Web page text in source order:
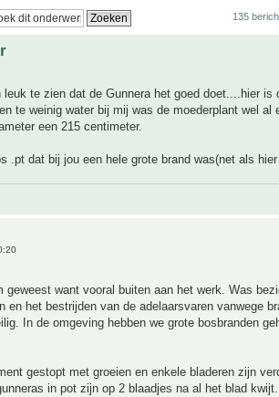
135
te zien dat de Gunnera het goed doet....hier is
te weinig water bij mij was de moederplant wel al
een 215 centimeter.
.pt dat bij jou een hele grote brand was(net als
geweest want vooral buiten aan het werk. Was
en het bestrijden van de adelaarsvaren vanwege
In de omgeving hebben we grote bosbranden
gestopt met groeien en enkele bladeren zijn
in pot zijn op 2 blaadjes na al het blad